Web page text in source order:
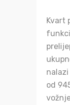
Kvart
od